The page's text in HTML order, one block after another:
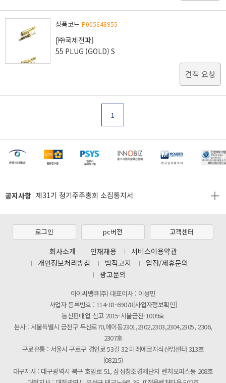
상품코드 P005648955
[㈜국제전파]
55 PLUG (GOLD) S
견적 요청
1
공지사항
[마일리지 적립 및 사용 정책 개편 안내]
제31기 정기주주총회 소집통지서
[2026년 8월 신용카드 무이자 행사 안내]
제31기 정기주주총회 소집통지서
[마일리지 적립 및 사용 정책 개편 안내]
로그인 pc버전 고객센터
회사소개 인재채용
서비스이용약관
개인정보처리방침
법적고지
입점/제휴문의
광고문의
아이씨뱅큐(주) 대표이사 : 이성민
사업자 등록번호 : 114-81-69078[사업자정보확인]
통신판매업 신고 2015-서울금천-1009호
본사 : 서울특별시 금천구 두산로70,에이동2301,2302,2303,2304,2305, 2306,
2307호
구로유통 : 서울시 구로구 경인로 53길 32 미래에코지식산업센터 313호
(08215)
대구지사 : 대구광역시 북구 호암로 51, 삼성창조경제단지 벤처오피스동 208호